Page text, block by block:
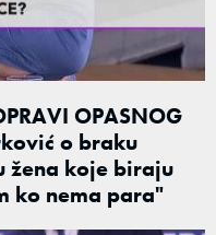
OPASNOG
o braku
žena koje biraju
ko nema para"